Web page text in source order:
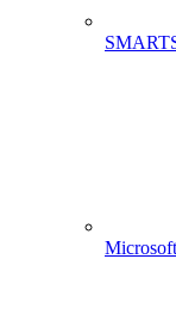
Microsoft